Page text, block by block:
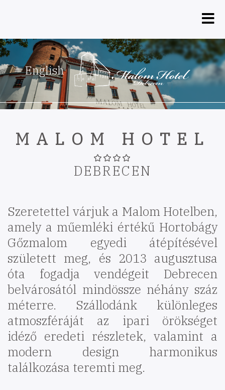
English
MALOM HOTEL
DEBRECEN
Szeretettel várjuk a Malom Hotelben,
amely a műemléki értékű Hortobágy
Gőzmalom egyedi átépítésével
született meg, és 2013 augusztusa
óta fogadja vendégeit Debrecen
belvárosától mindössze néhány száz
méterre. Szállodánk különleges
atmoszféráját az ipari örökséget
idéző eredeti részletek, valamint a
modern design harmonikus
találkozása teremti meg.